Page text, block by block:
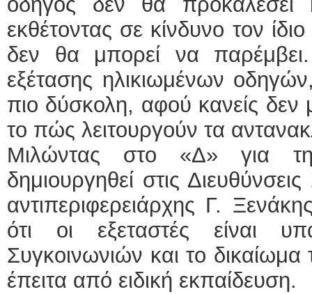
εκθέτοντας σε κίνδυνο τον
δεν θα μπορεί να παρέμβει.
εξέτασης ηλικιωμένων
πιο δύσκολη, αφού κανείς δεν
το πώς λειτουργούν τα
Μιλώντας στο «Δ» για
δημιουργηθεί στις
αντιπεριφερειάρχης Γ.
ότι οι εξεταστές είναι
Συγκοινωνιών και το
έπειτα από ειδική εκπαίδευση.